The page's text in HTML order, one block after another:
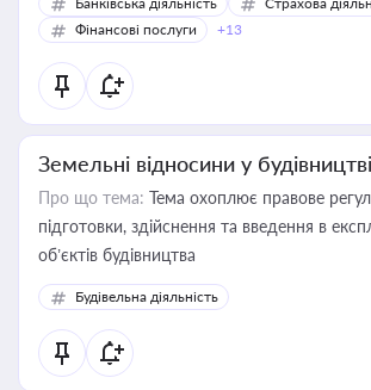
Фінансові послуги
+13
Земельні відносини у будівництві
Про що тема: Тема охоплює правове
підготовки, здійснення та введення в
об’єктів будівництва
Будівельна діяльність